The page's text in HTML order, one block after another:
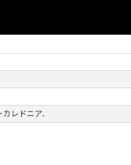
レドニア．